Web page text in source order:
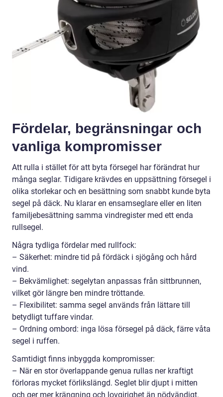
Fördelar, begränsningar och
vanliga kompromisser
Att rulla i stället för att byta försegel har förändrat hur
många seglar. Tidigare krävdes en uppsättning försegel i
olika storlekar och en besättning som snabbt kunde byta
segel på däck. Nu klarar en ensamseglare eller en liten
familjebesättning samma vindregister med ett enda
rullsegel.
Några tydliga fördelar med rullfock:
– Säkerhet: mindre tid på fördäck i sjögång och hård
vind.
– Bekvämlighet: segelytan anpassas från sittbrunnen,
vilket gör längre ben mindre tröttande.
– Flexibilitet: samma segel används från lättare till
betydligt tuffare vindar.
– Ordning ombord: inga lösa försegel på däck, färre våta
segel i ruffen.
Samtidigt finns inbyggda kompromisser:
– När en stor överlappande genua rullas ner kraftigt
förloras mycket förlikslängd. Seglet blir djupt i mitten
och ger mer krängning och lovgirighet än nödvändigt.